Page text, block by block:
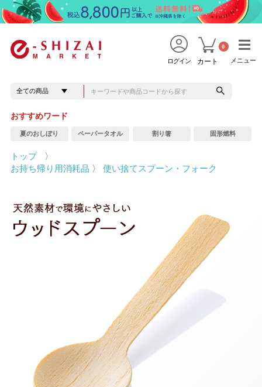
メニュー
メニュー
ログイン カート
0
おすすめワード
夏のおしぼり ペーパータオル 割り箸 固形燃料
トップ
〉
お持ち帰り用消耗品 〉 使い捨てスプーン・フォーク